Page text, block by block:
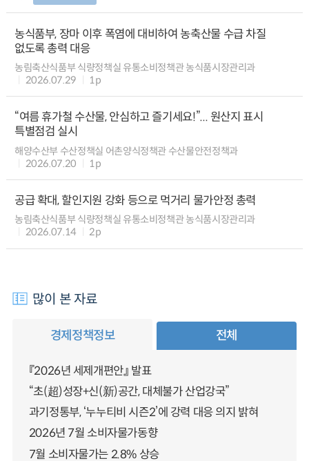
농식품부, 장마 이후 폭염에 대비하여 농축산물 수급 차질
없도록 총력 대응
농림축산식품부 식량정책실 유통소비정책관 농식품시장관리과
2026.07.29
1p
“여름 휴가철 수산물, 안심하고 즐기세요!”... 원산지 표시
특별점검 실시
해양수산부 수산정책실 어촌양식정책관 수산물안전정책과
2026.07.20
1p
공급 확대, 할인지원 강화 등으로 먹거리 물가안정 총력
농림축산식품부 식량정책실 유통소비정책관 농식품시장관리과
2026.07.14
2p
많이 본 자료
경제정책정보 전체
『2026년 세제개편안』 발표
“초(超)성장+신(新)공간, 대체불가 산업강국”
과기정통부, ‘누누티비 시즌2’에 강력 대응 의지 밝혀
2026년 7월 소비자물가동향
7월 소비자물가는 2.8% 상승